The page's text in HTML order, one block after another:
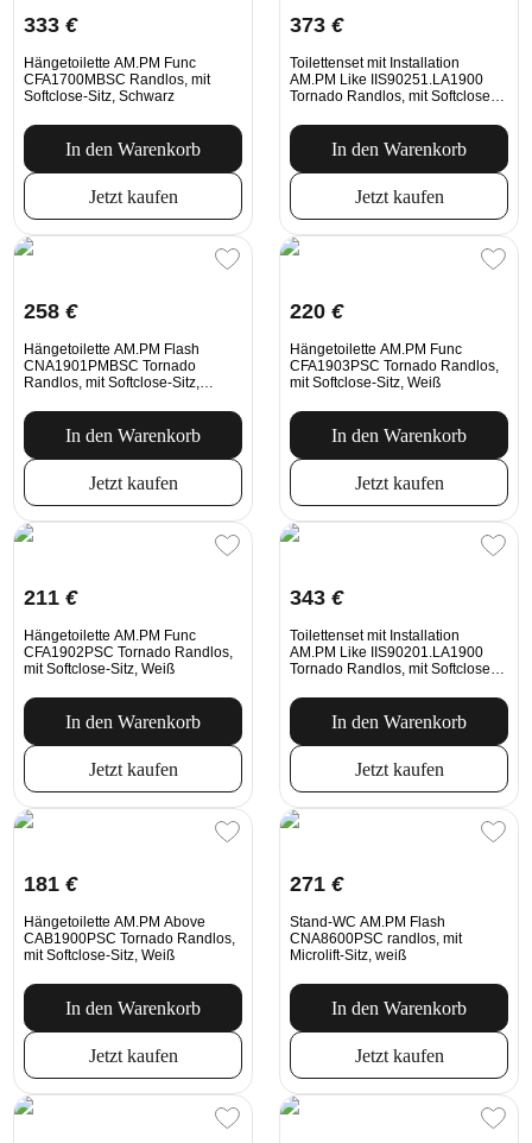
333 €
Hängetoilette AM.PM Func
CFA1700MBSC Randlos, mit
Softclose-Sitz, Schwarz
In den Warenkorb
Jetzt kaufen
373 €
Toilettenset mit Installation
AM.PM Like IIS90251.LA1900
Tornado Randlos, mit Softclose-
Chrom
In den Warenkorb
Jetzt kaufen
258 €
Hängetoilette AM.PM Flash
CNA1901PMBSC Tornado
Randlos, mit Softclose-Sitz,
In den Warenkorb
Jetzt kaufen
220 €
Hängetoilette AM.PM Func
CFA1903PSC Tornado Randlos,
mit Softclose-Sitz, Weiß
In den Warenkorb
Jetzt kaufen
211 €
Hängetoilette AM.PM Func
CFA1902PSC Tornado Randlos,
mit Softclose-Sitz, Weiß
In den Warenkorb
Jetzt kaufen
343 €
Toilettenset mit Installation
AM.PM Like IIS90201.LA1900
Tornado Randlos, mit Softclose-
Weiß
In den Warenkorb
Jetzt kaufen
181 €
Hängetoilette AM.PM Above
CAB1900PSC Tornado Randlos,
mit Softclose-Sitz, Weiß
In den Warenkorb
Jetzt kaufen
271 €
Stand-WC AM.PM Flash
CNA8600PSC randlos, mit
Microlift-Sitz, weiß
In den Warenkorb
Jetzt kaufen